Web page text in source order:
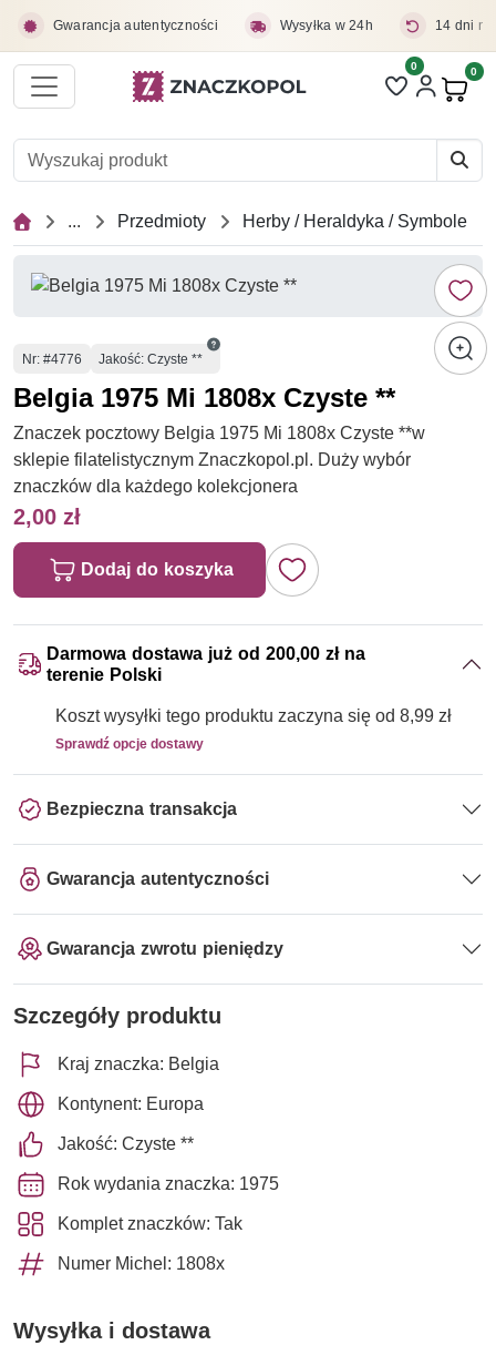
Gwarancja autentyczności Wysyłka w 24h 14 dni
Liczba pozycji
0 0
... Przedmioty Herby / Heraldyka / Symbole
Numer
Nr: #4776 Jakość: Czyste **
Belgia 1975 Mi 1808x Czyste **
Znaczek pocztowy Belgia 1975 Mi 1808x Czyste **w
sklepie filatelistycznym Znaczkopol.pl. Duży wybór
znaczków dla każdego kolekcjonera
2,00 zł
Dodaj do koszyka
Darmowa dostawa już od 200,00 zł na
terenie Polski
Koszt wysyłki tego produktu zaczyna się od 8,99 zł
Sprawdź opcje dostawy
Bezpieczna transakcja
Gwarancja autentyczności
Gwarancja zwrotu pieniędzy
Szczegóły produktu
Kraj znaczka: Belgia
Kontynent: Europa
Jakość: Czyste **
Rok wydania znaczka: 1975
Komplet znaczków: Tak
Numer Michel: 1808x
Wysyłka i dostawa